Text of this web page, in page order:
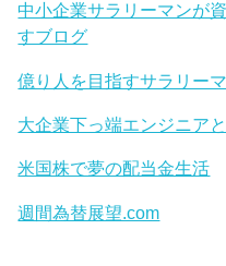
中小企業サラリーマンが
すブログ
億り人を目指すサラリー
大企業下っ端エンジニア
米国株で夢の配当金生活
週間為替展望.com